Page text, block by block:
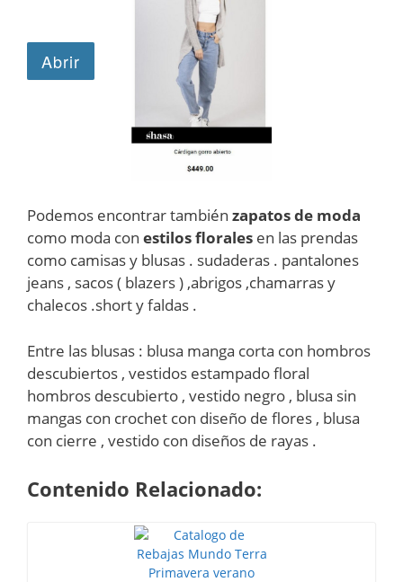
Podemos encontrar también zapatos de moda
como moda con estilos florales en las prendas
como camisas y blusas . sudaderas . pantalones
jeans , sacos ( blazers ) ,abrigos ,chamarras y
chalecos .short y faldas .
Entre las blusas : blusa manga corta con hombros
descubiertos , vestidos estampado floral
hombros descubierto , vestido negro , blusa sin
mangas con crochet con diseño de flores , blusa
con cierre , vestido con diseños de rayas .
Contenido Relacionado: